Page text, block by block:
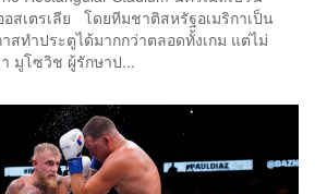
อสเตรเลีย โดยทีมชาติสหรัฐอเมริกาเป็น
สทำประตูได้มากกว่าตลอดทั้งเกม แต่ไม่
มูโซวิช ผู้รักษาป...